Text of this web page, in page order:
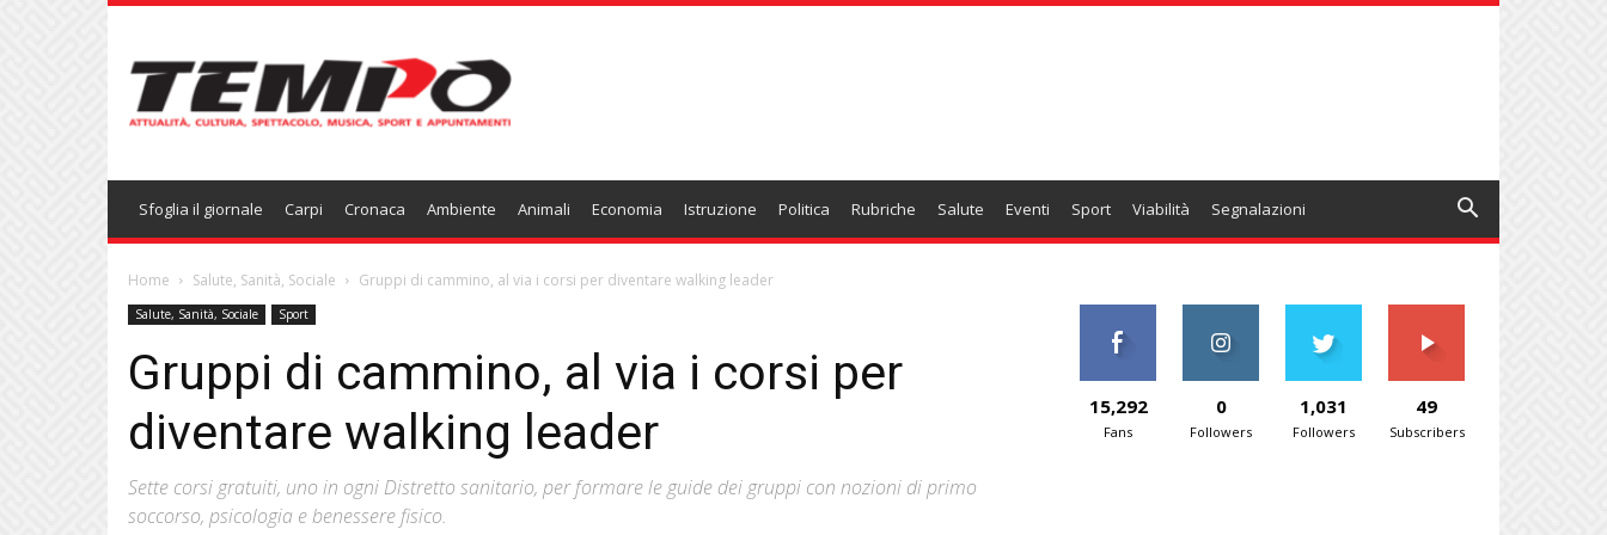
Sfoglia il giornale Carpi Cronaca Ambiente Animali Economia Istruzione Politica Rubriche Salute Eventi Sport Viabilità Segnalazioni
Home Salute, Sanità, Sociale Gruppi di cammino, al via i corsi per diventare walking leader
Salute, Sanità, Sociale Sport
Gruppi di cammino, al via i corsi per
diventare walking leader
Sette corsi gratuiti, uno in ogni Distretto sanitario, per formare le guide dei gruppi con nozioni di primo
soccorso, psicologia e benessere fisico.
15,292
Fans
0
Followers
1,031
Followers
49
Subscribers